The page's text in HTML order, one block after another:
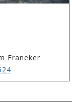
Franeker